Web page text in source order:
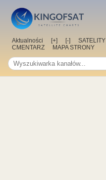
Aktualności [+] [-] SATELITY
CMENTARZ
MAPA STRONY